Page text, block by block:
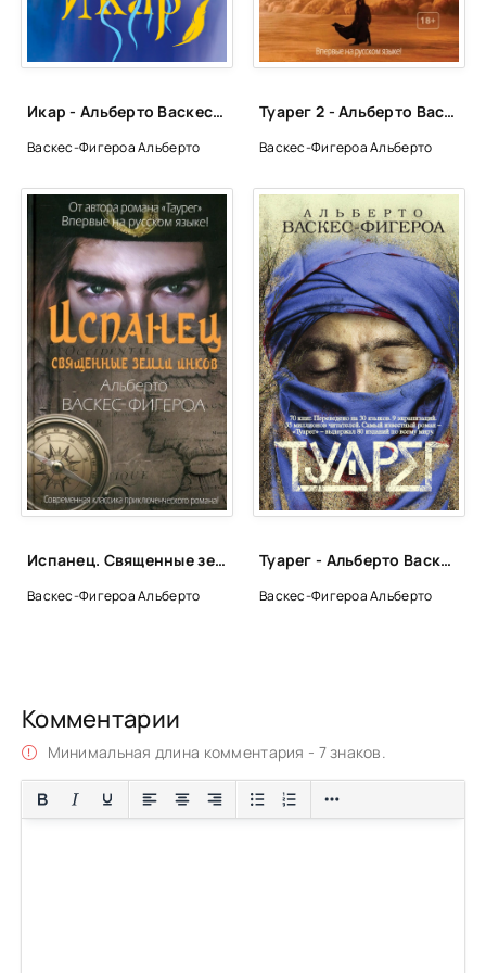
039
045
046
047
048
049
050
051
052
058
059
060
Икар - Альберто Васкес-Фигероа
Васкес-Фигероа Альберто
Туарег 2 - Альберто Васкес-Фигероа
Васкес-Фигероа Альберто
Испанец. Священные земли Инков - Альберто Васкес-Фигероа
Васкес-Фигероа Альберто
Туарег - Альберто Васкес-Фигероа
Васкес-Фигероа Альберто
Комментарии
Минимальная длина комментария - 7 знаков.